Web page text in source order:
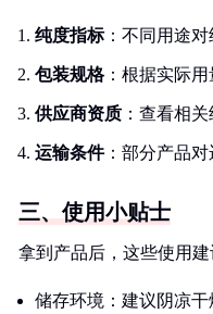
纯度指标：不同用途
包装规格：根据实际
供应商资质 ：查看相
运输条件：部分产品
三、使用小贴士
拿到产品后，这些使用
储存环境：建议阴凉